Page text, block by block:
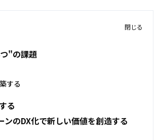
閉じる
"の課題
する
る
ンのDX化で新しい価値を創造する